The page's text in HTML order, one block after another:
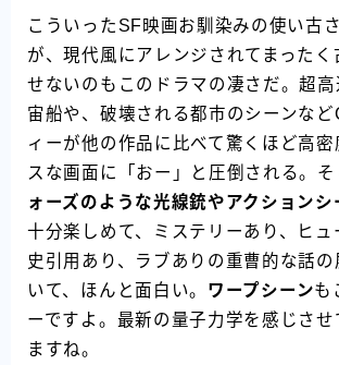
こういったSF映画お馴染みの使い古
が、現代風にアレンジされてまったく
せないのもこのドラマの凄さだ。超
宙船や、破壊される都市のシーンな
ィーが他の作品に比べて驚くほど高密
スな画面に「おー」と圧倒される。そ
ォーズのような光線銃やアクションシ
十分楽しめて、ミステリーあり、ヒュ
史引用あり、ラブありの重曹的な話の
いて、ほんと面白い。 ワープシーンも
ーですよ。最新の量子力学を感じさせ
ますね。